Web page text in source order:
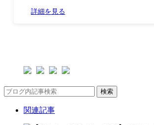
詳細を見る
検索
関連記事